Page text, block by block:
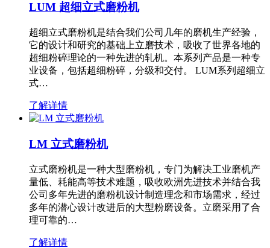
LUM 超细立式磨粉机
超细立式磨粉机是结合我们公司几年的磨机生产经验，
它的设计和研究的基础上立磨技术，吸收了世界各地的
超细粉碎理论的一种先进的轧机。本系列产品是一种专
业设备，包括超细粉碎，分级和交付。 LUM系列超细立
式…
了解详情
LM 立式磨粉机
立式磨粉机是一种大型磨粉机，专门为解决工业磨机产
量低、耗能高等技术难题，吸收欧洲先进技术并结合我
公司多年先进的磨粉机设计制造理念和市场需求，经过
多年的潜心设计改进后的大型粉磨设备。立磨采用了合
理可靠的…
了解详情